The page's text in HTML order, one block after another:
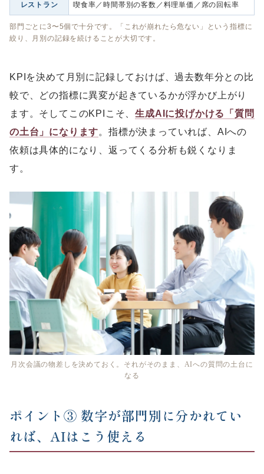
レストラン 喫食率／時間帯別の客数／料理単価／席の回転率
部門ごとに3〜5個で十分です。「これが崩れたら危ない」という指標に
絞り、月別の記録を続けることが大切です。
KPIを決めて月別に記録しておけば、過去数年分との比
較で、どの指標に異変が起きているかが浮かび上がり
ます。そしてこのKPIこそ、生成AIに投げかける「質問
の土台」になります。指標が決まっていれば、AIへの
依頼は具体的になり、返ってくる分析も鋭くなりま
す。
月次会議の物差しを決めておく。それがそのまま、AIへの質問の土台に
なる
ポイント③ 数字が部門別に分かれてい
れば、AIはこう使える